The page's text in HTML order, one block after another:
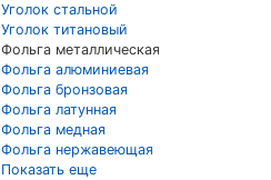
Уголок стальной
Уголок титановый
Фольга металлическая
Фольга алюминиевая
Фольга бронзовая
Фольга латунная
Фольга медная
Фольга нержавеющая
Показать еще